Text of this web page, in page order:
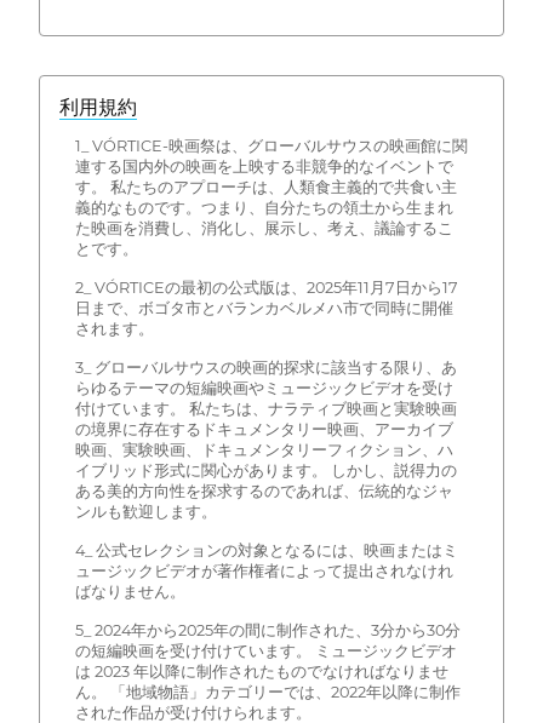
利用規約
1_ VÓRTICE-映画祭は、グローバルサウスの映画館に関
連する国内外の映画を上映する非競争的なイベントで
す。 私たちのアプローチは、人類食主義的で共食い主
義的なものです。つまり、自分たちの領土から生まれ
た映画を消費し、消化し、展示し、考え、議論するこ
とです。
2_ VÓRTICEの最初の公式版は、2025年11月7日から17
日まで、ボゴタ市とバランカベルメハ市で同時に開催
されます。
3_ グローバルサウスの映画的探求に該当する限り、あ
らゆるテーマの短編映画やミュージックビデオを受け
付けています。 私たちは、ナラティブ映画と実験映画
の境界に存在するドキュメンタリー映画、アーカイブ
映画、実験映画、ドキュメンタリーフィクション、ハ
イブリッド形式に関心があります。 しかし、説得力の
ある美的方向性を探求するのであれば、伝統的なジャ
ンルも歓迎します。
4_ 公式セレクションの対象となるには、映画またはミ
ュージックビデオが著作権者によって提出されなけれ
ばなりません。
5_ 2024年から2025年の間に制作された、3分から30分
の短編映画を受け付けています。 ミュージックビデオ
は 2023 年以降に制作されたものでなければなりませ
ん。 「地域物語」カテゴリーでは、2022年以降に制作
された作品が受け付けられます。